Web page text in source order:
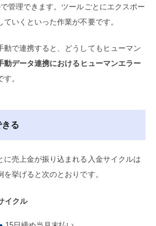
管理できます。ツールごとにエクスポー
いくといった作業が不要です。
動で連携すると、どうしてもヒューマン
動データ連携におけるヒューマンエラー
。
る
に売上金が振り込まれる入金サイクルは
挙げると次のとおりです。
イクル